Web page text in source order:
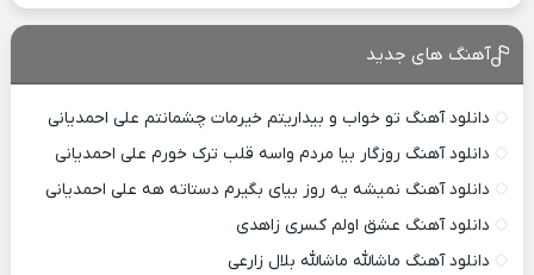
آهنگ های جدید
دانلود آهنگ تو خواب و بیداریتم خیرمات چشمانتم علی احمدیانی
دانلود آهنگ روزگار بیا مردم واسه قلب ترک خورم علی احمدیانی
دانلود آهنگ نمیشه یه روز بیای بگیرم دستاته هه علی احمدیانی
دانلود آهنگ عشق اولم کسری زاهدی
دانلود آهنگ ماشالله ماشالله بلال زارعی